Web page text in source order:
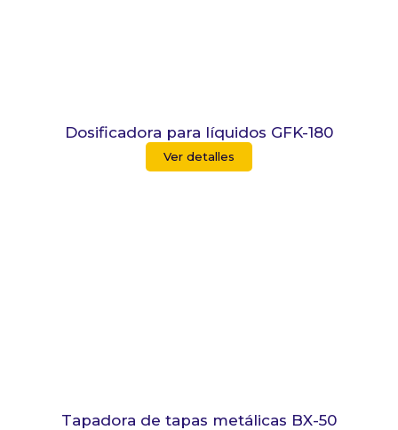
Dosificadora para líquidos GFK-180
Ver detalles
Tapadora de tapas metálicas BX-50